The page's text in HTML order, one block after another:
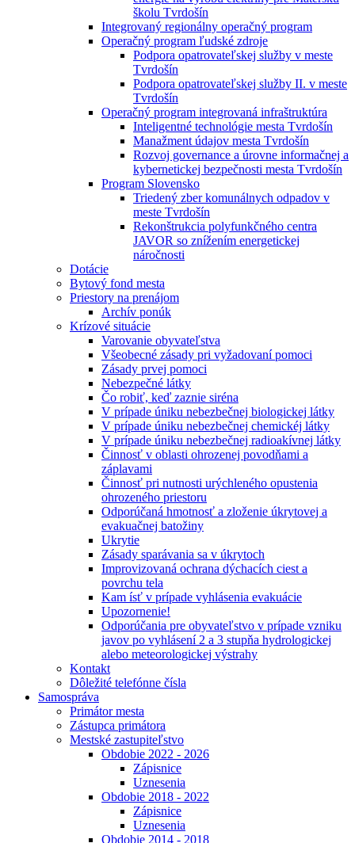
školu Tvrdošín
Integrovaný regionálny operačný program
Operačný program ľudské zdroje
Podpora opatrovateľskej služby v meste
Tvrdošín
Podpora opatrovateľskej služby II. v meste
Tvrdošín
Operačný program integrovaná infraštruktúra
Inteligentné technológie mesta Tvrdošín
Manažment údajov mesta Tvrdošín
Rozvoj governance a úrovne informačnej a
kybernetickej bezpečnosti mesta Tvrdošín
Program Slovensko
Triedený zber komunálnych odpadov v
meste Tvrdošín
Rekonštrukcia polyfunkčného centra
JAVOR so znížením energetickej
náročnosti
Dotácie
Bytový fond mesta
Priestory na prenájom
Archív ponúk
Krízové situácie
Varovanie obyvateľstva
Všeobecné zásady pri vyžadovaní pomoci
Zásady prvej pomoci
Nebezpečné látky
Čo robiť, keď zaznie siréna
V prípade úniku nebezbečnej biologickej látky
V prípade úniku nebezbečnej chemickéj látky
V prípade úniku nebezbečnej radioakívnej látky
Činnosť v oblasti ohrozenej povodňami a
záplavami
Činnosť pri nutnosti urýchleného opustenia
ohrozeného priestoru
Odporúčaná hmotnosť a zloženie úkrytovej a
evakuačnej batožiny
Ukrytie
Zásady sparávania sa v úkrytoch
Improvizovaná ochrana dýchacích ciest a
povrchu tela
Kam ísť v prípade vyhlásenia evakuácie
Upozornenie!
Odporúčania pre obyvateľstvo v prípade vzniku
javov po vyhlásení 2 a 3 stupňa hydrologickej
alebo meteorologickej výstrahy
Kontakt
Dôležité telefónne čísla
Samospráva
Primátor mesta
Zástupca primátora
Mestské zastupiteľstvo
Obdobie 2022 - 2026
Zápisnice
Uznesenia
Obdobie 2018 - 2022
Zápisnice
Uznesenia
Obdobie 2014 - 2018